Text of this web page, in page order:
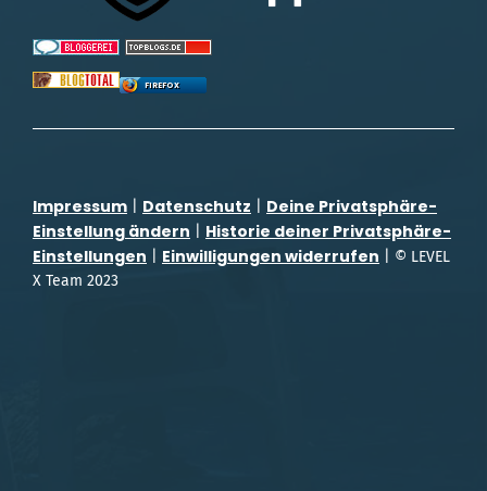
FIREFOX
Impressum Datenschutz
Deine Privatsphäre-
Einstellung ändern
Historie deiner Privatsphäre-
Einstellungen
Einwilligungen widerrufen | © LEVEL
X Team 2023